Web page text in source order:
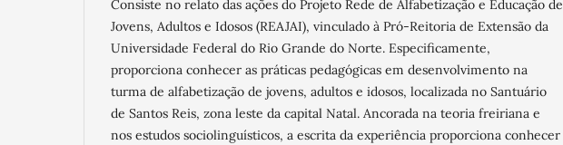
Consiste no relato das ações do Projeto Rede de Alfabetização e Educação de
Jovens, Adultos e Idosos (REAJAI), vinculado à Pró-Reitoria de Extensão da
Universidade Federal do Rio Grande do Norte. Especificamente,
proporciona conhecer as práticas pedagógicas em desenvolvimento na
turma de alfabetização de jovens, adultos e idosos, localizada no Santuário
de Santos Reis, zona leste da capital Natal. Ancorada na teoria freiriana e
nos estudos sociolinguísticos, a escrita da experiência proporciona conhecer